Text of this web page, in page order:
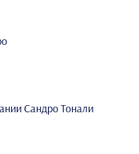
Сандро Тонали